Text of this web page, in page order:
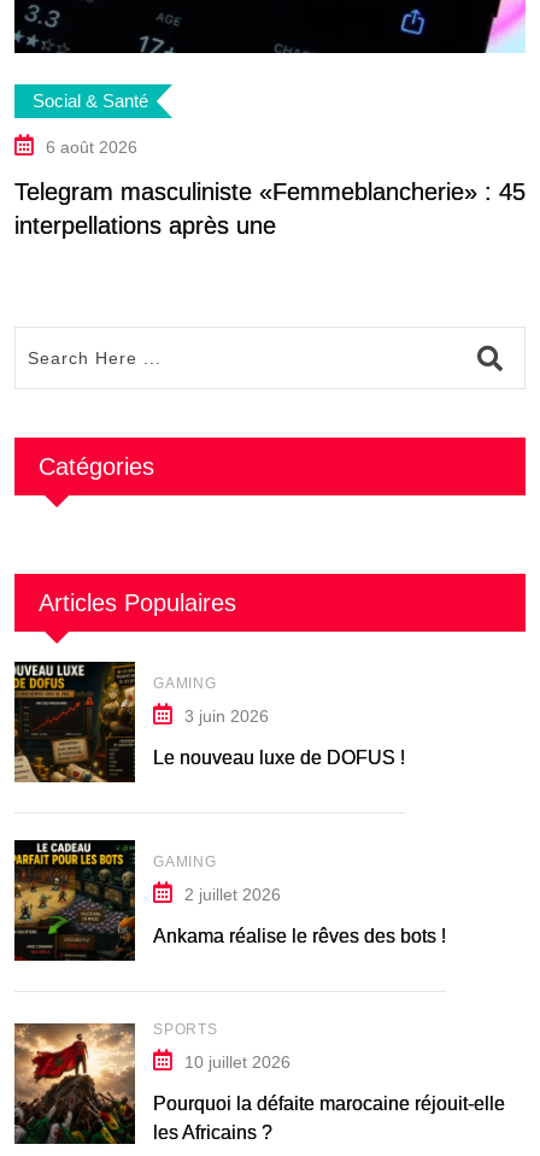
Social & Santé
6 août 2026
Telegram masculiniste «Femmeblancherie» : 45
interpellations après une
Catégories
Articles Populaires
GAMING
3 juin 2026
Le nouveau luxe de DOFUS !
GAMING
2 juillet 2026
Ankama réalise le rêves des bots !
SPORTS
10 juillet 2026
Pourquoi la défaite marocaine réjouit-elle
les Africains ?